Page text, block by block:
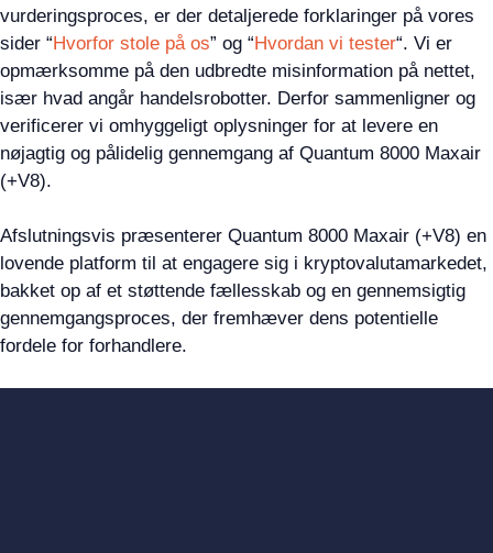
vurderingsproces, er der detaljerede forklaringer på vores
sider “Hvorfor stole på os” og “Hvordan vi tester“. Vi er
opmærksomme på den udbredte misinformation på nettet,
især hvad angår handelsrobotter. Derfor sammenligner og
verificerer vi omhyggeligt oplysninger for at levere en
nøjagtig og pålidelig gennemgang af Quantum 8000 Maxair
(+V8).
Afslutningsvis præsenterer Quantum 8000 Maxair (+V8) en
lovende platform til at engagere sig i kryptovalutamarkedet,
bakket op af et støttende fællesskab og en gennemsigtig
gennemgangsproces, der fremhæver dens potentielle
fordele for forhandlere.